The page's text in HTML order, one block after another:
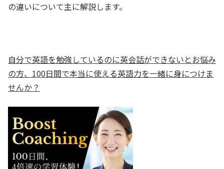
の違いについて主に解説します。
自分で英語を勉強しているのに英会話ができないとお悩み
の方、100日間で本当に使える英語力を一緒に身につけま
せんか？